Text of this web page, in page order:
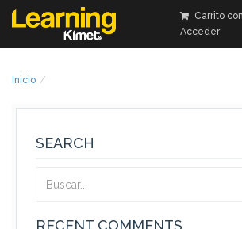
Carrito
Acceder
Inicio
SEARCH
RECENT COMMENTS